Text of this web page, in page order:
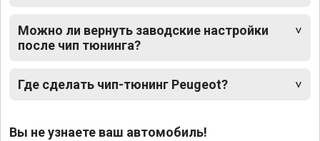
Можно ли вернуть заводские настройки
после чип тюнинга?
Где сделать чип-тюнинг Peugeot?
Вы не узнаете ваш автомобиль!